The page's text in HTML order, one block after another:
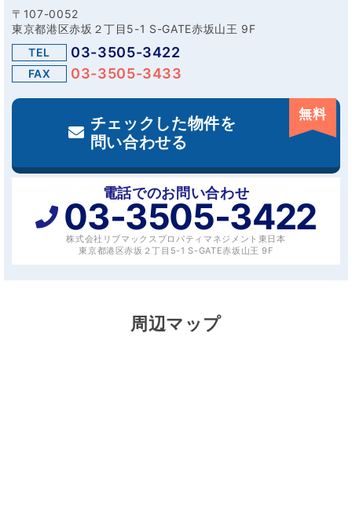
〒107-0052
東京都港区赤坂２丁目5-1 S-GATE赤坂山王 9F
TEL
03-3505-3422
FAX 03-3505-3433
チェックした物件を
問い合わせる
無料
電話でのお問い合わせ
03-3505-3422
株式会社リブマックスプロパティマネジメント東日本
東京都港区赤坂２丁目5-1 S-GATE赤坂山王 9F
周辺マップ